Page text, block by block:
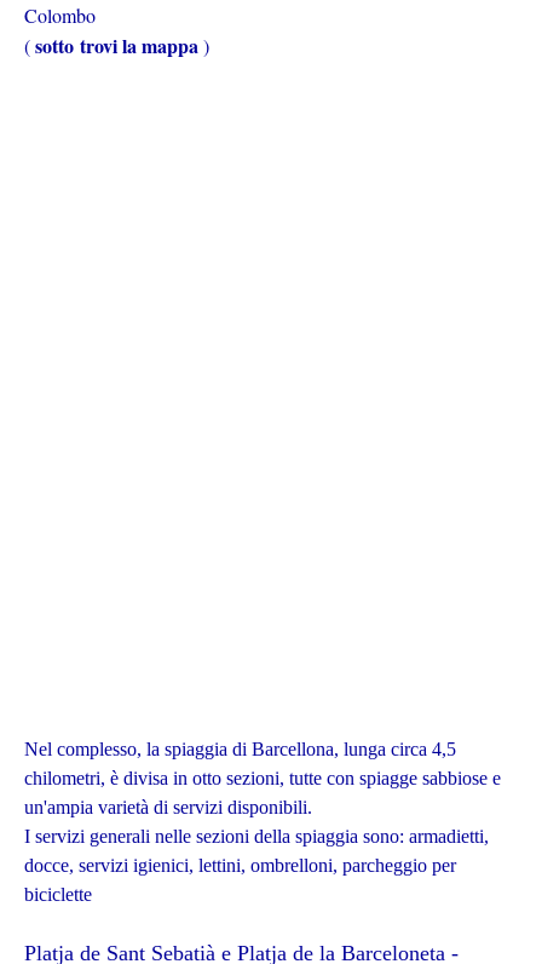
Colombo
(sotto trovi la mappa )
Nel complesso, la spiaggia di Barcellona, ​​lunga circa 4,5
chilometri, è divisa in otto sezioni, tutte con spiagge sabbiose e
un'ampia varietà di servizi disponibili.
I servizi generali nelle sezioni della spiaggia sono: armadietti,
docce, servizi igienici, lettini, ombrelloni, parcheggio per
biciclette
Platja de Sant Sebatià e Platja de la Barceloneta -